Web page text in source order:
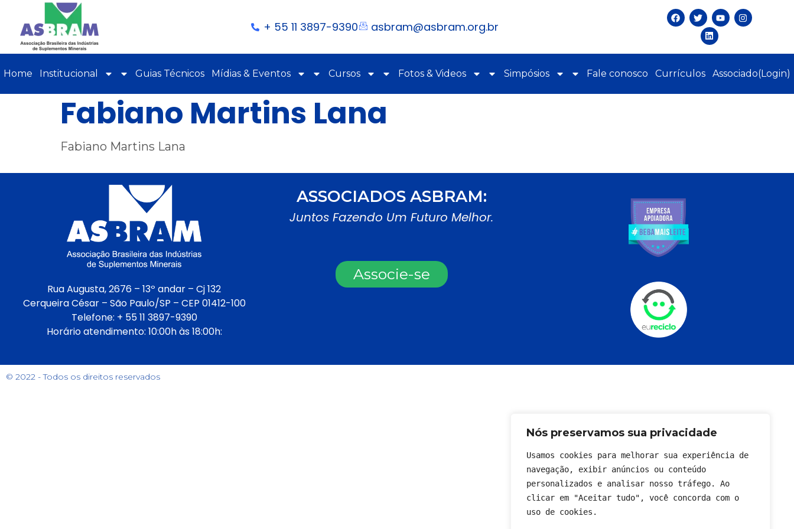
Nós preservamos sua privacidade
Usamos cookies para melhorar sua experiência de
navegação, exibir anúncios ou conteúdo
personalizados e analisar nosso tráfego. Ao
clicar em "Aceitar tudo", você concorda com o
uso de cookies.
+ 55 11 3897-9390 asbram@asbram.org.br
Home Institucional Guias Técnicos Mídias & Eventos Cursos Fotos & Videos Simpósios Fale conosco Currículos Associado(Login)
Fabiano Martins Lana
Fabiano Martins Lana
Rua Augusta, 2676 – 13º andar – Cj 132
Cerqueira César – São Paulo/SP – CEP 01412-100
Telefone: + 55 11 3897-9390
Horário atendimento: 10:00h às 18:00h:
ASSOCIADOS ASBRAM:
Juntos Fazendo Um Futuro Melhor.
Associe-se
© 2022 - Todos os direitos reservados